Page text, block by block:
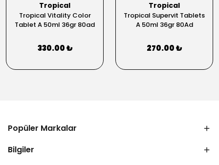
Tropical
Tropical Vitality Color
Tablet A 50ml 36gr 80ad
330.00 ₺
Tropical
Tropical Supervit Tablets
A 50ml 36gr 80Ad
270.00 ₺
Popüler Markalar
Bilgiler